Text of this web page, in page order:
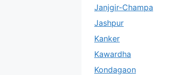
Janjgir-Champa
Jashpur
Kanker
Kawardha
Kondagaon